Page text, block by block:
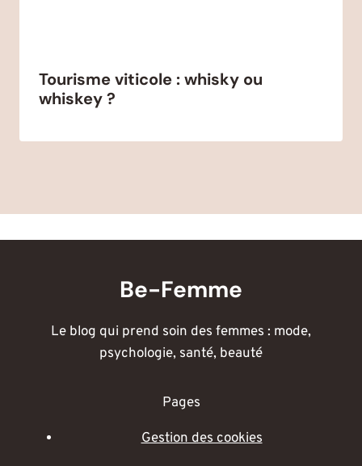
Tourisme viticole : whisky ou
whiskey ?
Be-Femme
Le blog qui prend soin des femmes : mode,
psychologie, santé, beauté
Pages
Gestion des cookies